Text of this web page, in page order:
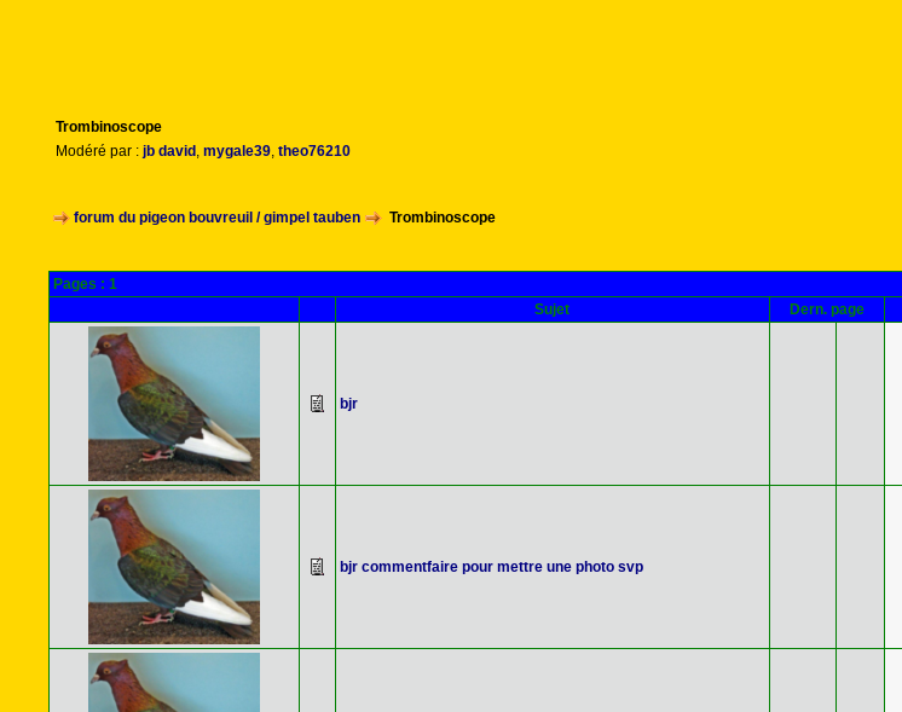
Trombinoscope
Modéré par : jb david , mygale39, theo76210
forum du pigeon bouvreuil / gimpel tauben Trombinoscope
Pages : 1
Sujet
Dern. page
bjr
bjr commentfaire pour mettre une photo svp